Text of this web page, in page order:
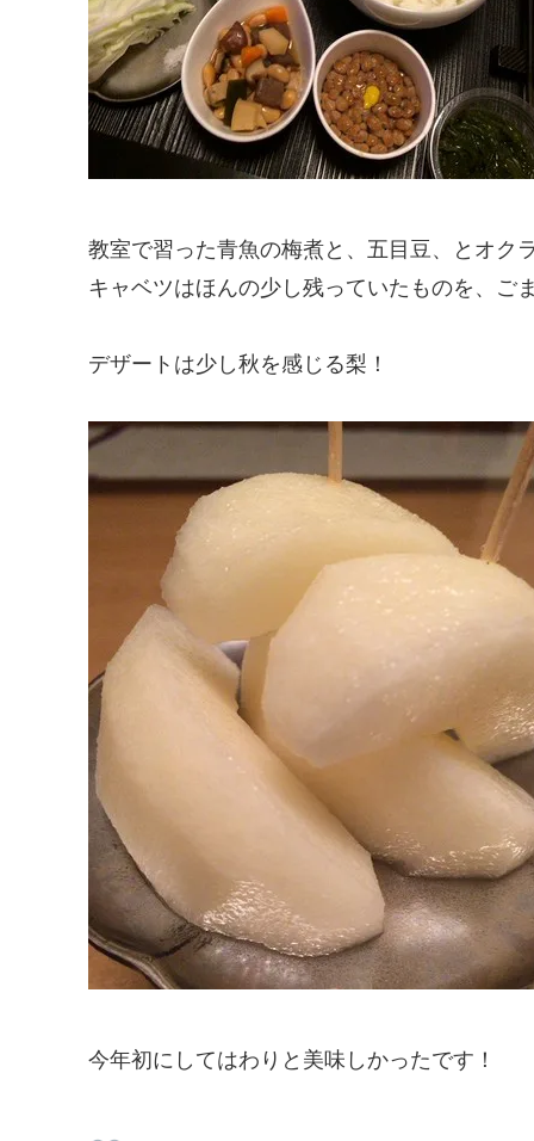
教室で習った青魚の梅煮と、五目豆、とオク
キャベツはほんの少し残っていたものを、ご
デザートは少し秋を感じる梨！
今年初にしてはわりと美味しかったです！